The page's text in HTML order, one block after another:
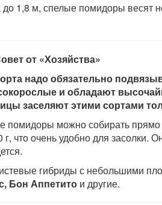
до 1,8 м, спелые помидоры весят
от «Хозяйства»
надо обязательно
и обладают
заселяют этими сортами
помидоры можно собирать прямо
что очень удобно для засолки.
гибриды с небольшими
Бон Аппетито и другие.